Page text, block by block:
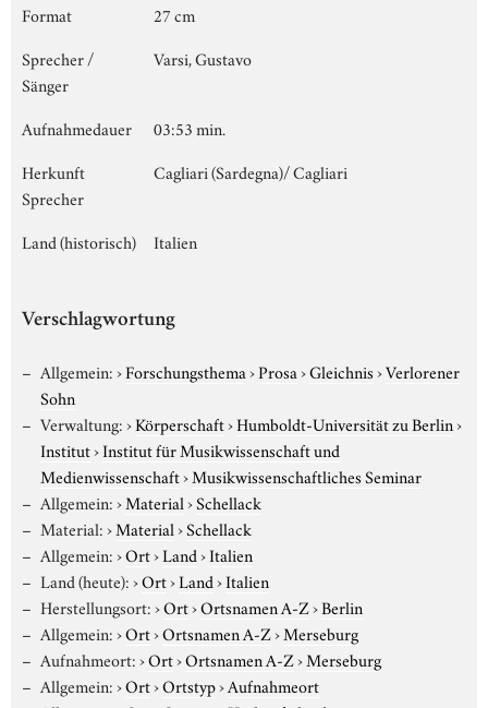
Format
27 cm
Sprecher /
Sänger
Varsi, Gustavo
Aufnahmedauer
03:53 min.
Herkunft
Sprecher
Cagliari (Sardegna)/ Cagliari
Land (historisch) Italien
Verschlagwortung
Allgemein:›Forschungsthema›Prosa›Gleichnis›Verlorener
Sohn
Verwaltung:›Körperschaft›Humboldt-Universität zu Berlin›
Institut›Institut für Musikwissenschaft und
Medienwissenschaft›Musikwissenschaftliches Seminar
Allgemein:›Material›Schellack
Material:›Material›Schellack
Allgemein:›Ort›Land›Italien
Land (heute):›Ort›Land›Italien
Herstellungsort:›Ort›Ortsnamen A-Z›Berlin
Allgemein:›Ort›Ortsnamen A-Z›Merseburg
Aufnahmeort:›Ort›Ortsnamen A-Z›Merseburg
Allgemein:›Ort›Ortstyp›Aufnahmeort